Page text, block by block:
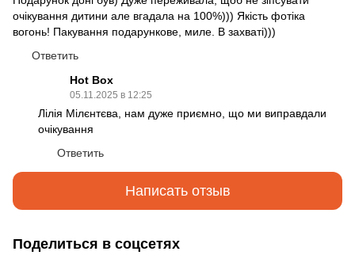
очікування дитини але вгадала на 100%))) Якість фотіка
вогонь! Пакування подарункове, миле. В захваті)))
Ответить
Hot Box
05.11.2025 в 12:25
Лілія Мілєнтєва, нам дуже приємно, що ми виправдали
очікування
Ответить
Написать отзыв
Поделиться в соцсетях